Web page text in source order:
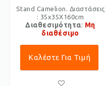
Stand Camelion. Διαστάσεις
: 35x35Χ160cm
Διαθεσιμότητα: Μη
διαθέσιμο
Καλέστε Για Τιμή